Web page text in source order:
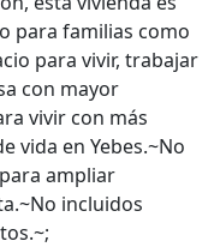
para familias como
para vivir, trabajar
con mayor
vivir con más
vida en Yebes.~No
ampliar
incluidos